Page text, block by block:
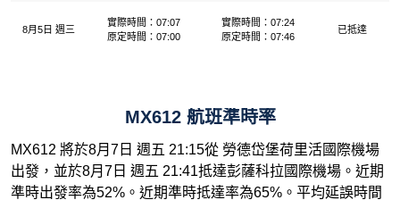
8月5日 週三
實際時間：07:07
原定時間：07:00
實際時間：07:24
原定時間：07:46
已抵達
MX612 航班準時率
MX612 將於8月7日 週五 21:15從 勞德岱堡荷里活國際機場
出發，並於8月7日 週五 21:41抵達彭薩科拉國際機場。近期
準時出發率為52%。近期準時抵達率為65%。平均延誤時間